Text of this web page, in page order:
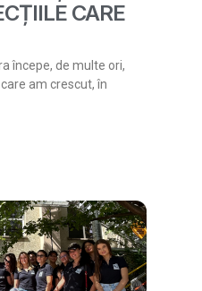
CARE
începe, de multe ori,
am crescut, în